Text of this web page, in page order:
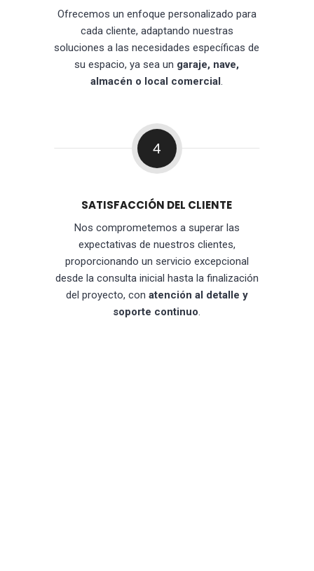
Ofrecemos un enfoque personalizado para
cada cliente, adaptando nuestras
soluciones a las necesidades específicas de
su espacio, ya sea un garaje, nave,
almacén o local comercial.
4
SATISFACCIÓN DEL CLIENTE
Nos comprometemos a superar las
expectativas de nuestros clientes,
proporcionando un servicio excepcional
desde la consulta inicial hasta la finalización
del proyecto, con atención al detalle y
soporte continuo.